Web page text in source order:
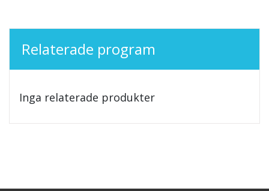
Relaterade program
Inga relaterade produkter